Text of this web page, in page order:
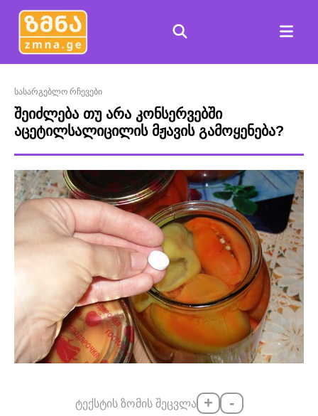
სასარგებლო რჩევები
შეიძლება თუ არა კონსერვებში
აცეტილსალიცილის მჟავის გამოყენება?
ტექსტის ზომის შეცვლა + -